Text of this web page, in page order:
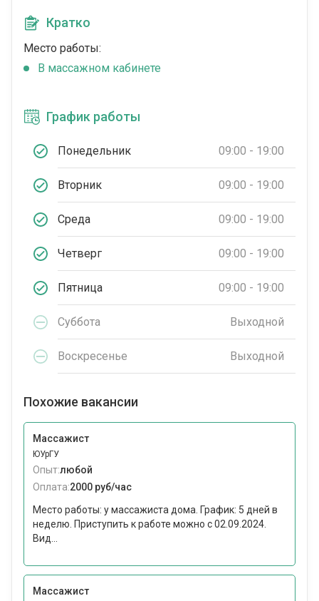
Кратко
Место работы:
В массажном кабинете
График работы
Понедельник 09:00 - 19:00
Вторник 09:00 - 19:00
Среда 09:00 - 19:00
Четверг 09:00 - 19:00
Пятница 09:00 - 19:00
Суббота Выходной
Воскресенье Выходной
Похожие вакансии
Массажист
ЮУрГУ
Опыт:любой
Оплата:2000 руб/час
Место работы: у массажиста дома. График: 5 дней в
неделю. Приступить к работе можно с 02.09.2024.
Вид...
Массажист